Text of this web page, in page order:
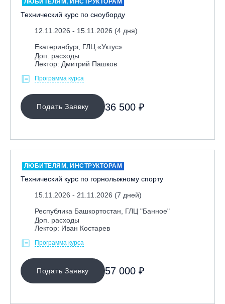
ЛЮБИТЕЛЯМ, ИНСТРУКТОРАМ
Технический курс по сноуборду
12.11.2026 - 15.11.2026 (4 дня)
Екатеринбург, ГЛЦ «Уктус»
Доп. расходы
Лектор: Дмитрий Пашков
Программа курса
Подать Заявку 36 500 ₽
ЛЮБИТЕЛЯМ, ИНСТРУКТОРАМ
Технический курс по горнолыжному спорту
15.11.2026 - 21.11.2026 (7 дней)
Республика Башкортостан, ГЛЦ "Банное"
Доп. расходы
Лектор: Иван Костарев
Программа курса
Подать Заявку 57 000 ₽